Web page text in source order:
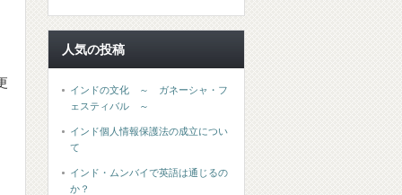
人気の投稿
インドの文化 ～ ガネーシャ・フ
ェスティバル ～
インド個人情報保護法の成立につい
て
インド・ムンバイで英語は通じるの
か？